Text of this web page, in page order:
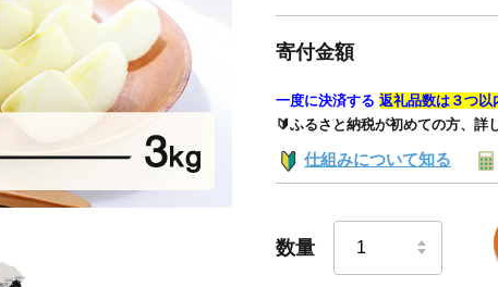
寄付金額
一度に決済する 返礼品数は３つ以
🔰ふるさと納税が初めての方、詳
仕組みについて知る
数量